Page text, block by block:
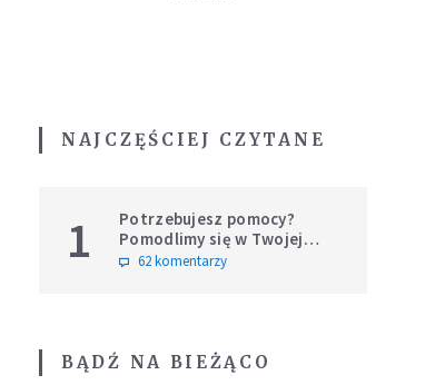
NAJCZĘŚCIEJ CZYTANE
1
Potrzebujesz pomocy?
Pomodlimy się w Twojej
intencji
62 komentarzy
BĄDŹ NA BIEŻĄCO